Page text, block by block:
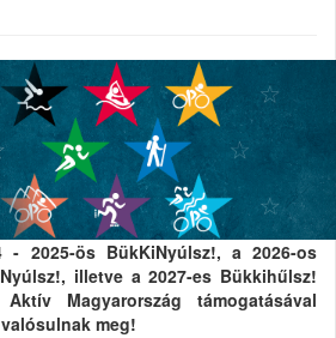
- 2025-ös BükKiNyúlsz!, a 2026-os
illetve a 2027-es Bükkihűlsz!
Magyarország támogatásával
valósulnak meg!